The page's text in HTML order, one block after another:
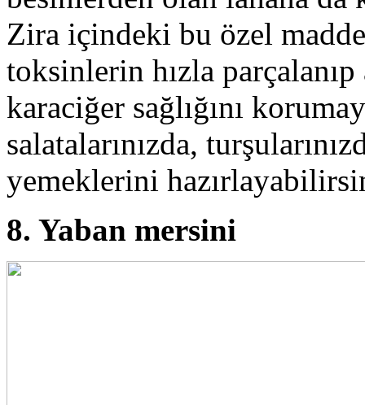
Zira içindeki bu özel
toksinlerin hızla parçalanıp
karaciğer sağlığını
salatalarınızda,
yemeklerini
8. Yaban mersini